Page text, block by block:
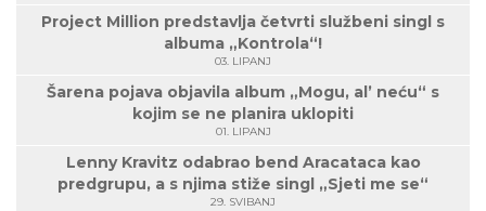
Project Million predstavlja četvrti službeni singl s
albuma „Kontrola“!
03. LIPANJ
Šarena pojava objavila album „Mogu, al’ neću“ s
kojim se ne planira uklopiti
01. LIPANJ
Lenny Kravitz odabrao bend Aracataca kao
predgrupu, a s njima stiže singl „Sjeti me se“
29. SVIBANJ